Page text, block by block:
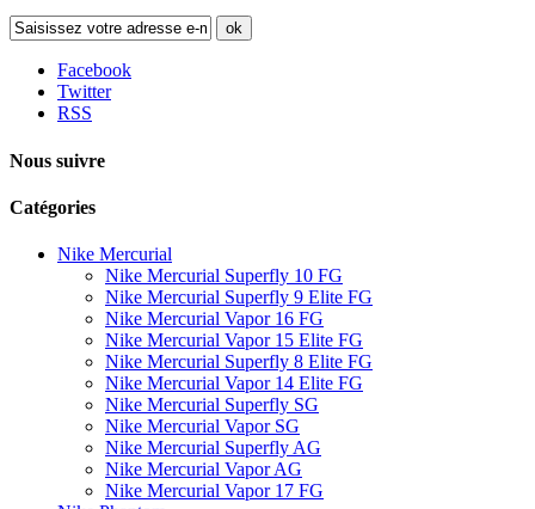
ok
Facebook
Twitter
RSS
Nous suivre
Catégories
Nike Mercurial
Nike Mercurial Superfly 10 FG
Nike Mercurial Superfly 9 Elite FG
Nike Mercurial Vapor 16 FG
Nike Mercurial Vapor 15 Elite FG
Nike Mercurial Superfly 8 Elite FG
Nike Mercurial Vapor 14 Elite FG
Nike Mercurial Superfly SG
Nike Mercurial Vapor SG
Nike Mercurial Superfly AG
Nike Mercurial Vapor AG
Nike Mercurial Vapor 17 FG